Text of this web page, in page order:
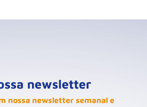
newsletter
nossa newsletter semanal e